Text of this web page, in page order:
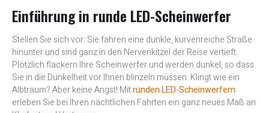
Einführung in runde LED-Scheinwerfer
Stellen Sie sich vor: Sie fahren eine dunkle, kurvenreiche Straße
hinunter und sind ganz in den Nervenkitzel der Reise vertieft.
Plötzlich flackern Ihre Scheinwerfer und werden dunkel, so dass
Sie in die Dunkelheit vor Ihnen blinzeln müssen. Klingt wie ein
Albtraum? Aber keine Angst! Mitrunden LED-Scheinwerfern
erleben Sie bei Ihren nächtlichen Fahrten ein ganz neues Maß an